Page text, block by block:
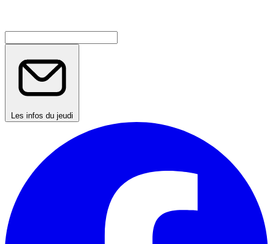
Les infos du jeudi